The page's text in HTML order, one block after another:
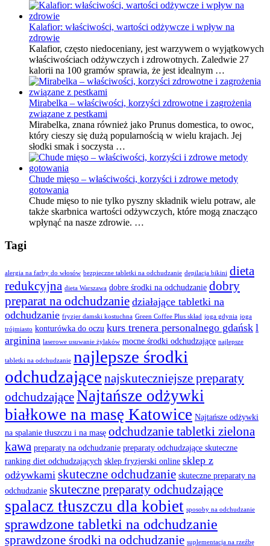
Kalafior: właściwości, wartości odżywcze i wpływ na
zdrowie
Kalafior, często niedoceniany, jest warzywem o wyjątkowych
właściwościach odżywczych i zdrowotnych. Zaledwie 27
kalorii na 100 gramów sprawia, że jest idealnym …
Mirabelka – właściwości, korzyści zdrowotne i zagrożenia
związane z pestkami
Mirabelka, znana również jako Prunus domestica, to owoc,
który cieszy się dużą popularnością w wielu krajach. Jej
słodki smak i soczysta …
Chude mięso – właściwości, korzyści i zdrowe metody
gotowania
Chude mięso to nie tylko pyszny składnik wielu potraw, ale
także skarbnica wartości odżywczych, które mogą znacząco
wpłynąć na nasze zdrowie. …
Tagi
alergia na farby do włosów bezpieczne tabletki na odchudzanie depilacja bikini dieta
redukcyjna dieta Warszawa dobre środki na odchudzanie dobry
preparat na odchudzanie działające tabletki na
odchudzanie fryzjer damski kostuchna Green Coffee Plus skład joga gdynia joga
trójmiasto konturówka do oczu kurs trenera personalnego gdańsk l
arginina laserowe usuwanie żylaków mocne środki odchudzające najlepsze
tabletki na odchudzanie najlepsze środki
odchudzające najskuteczniejsze preparaty
odchudzająceNajtańsze odżywki
białkowe na masę Katowice Najtańsze odżywki
na spalanie tłuszczu i na masę odchudzanie tabletki zielona
kawa preparaty na odchudzanie preparaty odchudzające skuteczne
ranking diet odchudzających sklep fryzjerski online sklep z
odżywkami skuteczne odchudzanie skuteczne preparaty na
odchudzanie skuteczne preparaty odchudzające
spalacz tłuszczu dla kobiet sposoby na odchudzanie
sprawdzone tabletki na odchudzanie
sprawdzone środki na odchudzanie suplementacja na rzeźbę